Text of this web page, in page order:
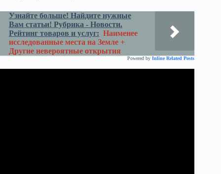
Узнайте больше! Найдите нужные
Вам статьи! Рубрика - Новости.
Рейтинг товаров и услуг: Наименее
исследованные места на Земле +
Другие невероятные открытия
Powered by Inline Related Posts